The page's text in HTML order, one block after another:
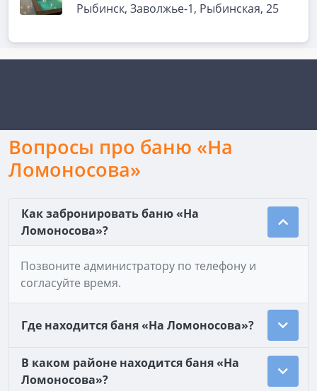
Рыбинск, Заволжье-1, Рыбинская, 25
Вопросы про баню «На
Ломоносова»
Как забронировать баню «На
Ломоносова»?
Позвоните администратору по телефону и
согласуйте время.
Где находится баня «На Ломоносова»?
В каком районе находится баня «На
Ломоносова»?